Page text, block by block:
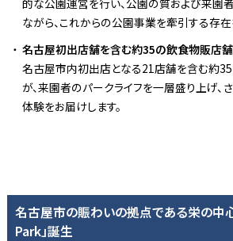
ながら、これからの公園事業を牽引する存在
名古屋初出店舗を含む約35の飲食物販店
名古屋市内初出店となる21店舗を含む約
が、来園者のパークライフを一層盛り上げ、
体験をお届けします。
名古屋市の賑わいの拠点である栄の中
Park」誕生